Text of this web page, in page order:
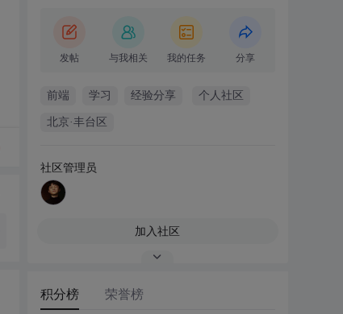
发帖 与我相关 我的任务 分享
前端 学习 经验分享 个人社区
北京·丰台区
社区管理员
加入社区
积分榜 荣誉榜